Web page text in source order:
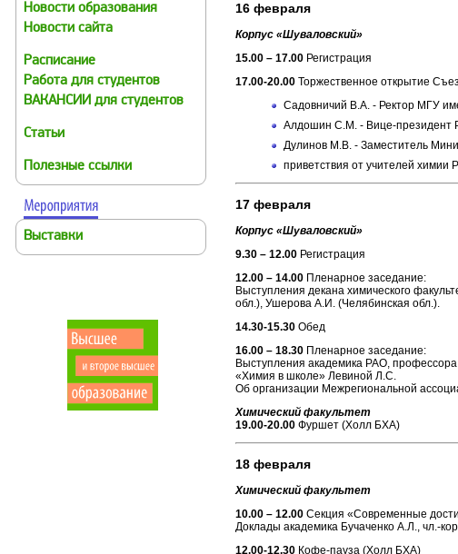
Новости образования
Новости сайта
Расписание
Работа для студентов
ВАКАНСИИ для студентов
Статьи
Полезные ссылки
Выставки
16 февраля
Корпус «Шуваловский»
15.00 – 17.00 Регистрация
17.00-20.00 Торжественное открытие
Садовничий В.А. - Ректор МГУ
Алдошин С.М. - Вице-президент
Дулинов М.В. - Заместитель
приветствия от учителей химии
17 февраля
Корпус «Шуваловский»
9.30 – 12.00 Регистрация
12.00 – 14.00 Пленарное заседание:
Выступления декана химического
обл.), Ушерова А.И. (Челябинская обл.).
14.30-15.30 Обед
16.00 – 18.30 Пленарное заседание:
Выступления академика РАО,
«Химия в школе» Левиной Л.С.
Об организации Межрегиональной
Химический факультет
19.00-20.00 Фуршет (Холл БХА)
18 февраля
Химический факультет
10.00 – 12.00 Секция «Современные
Доклады академика Бучаченко А.Л., чл.-
12.00-12.30 Кофе-пауза (Холл БХА)